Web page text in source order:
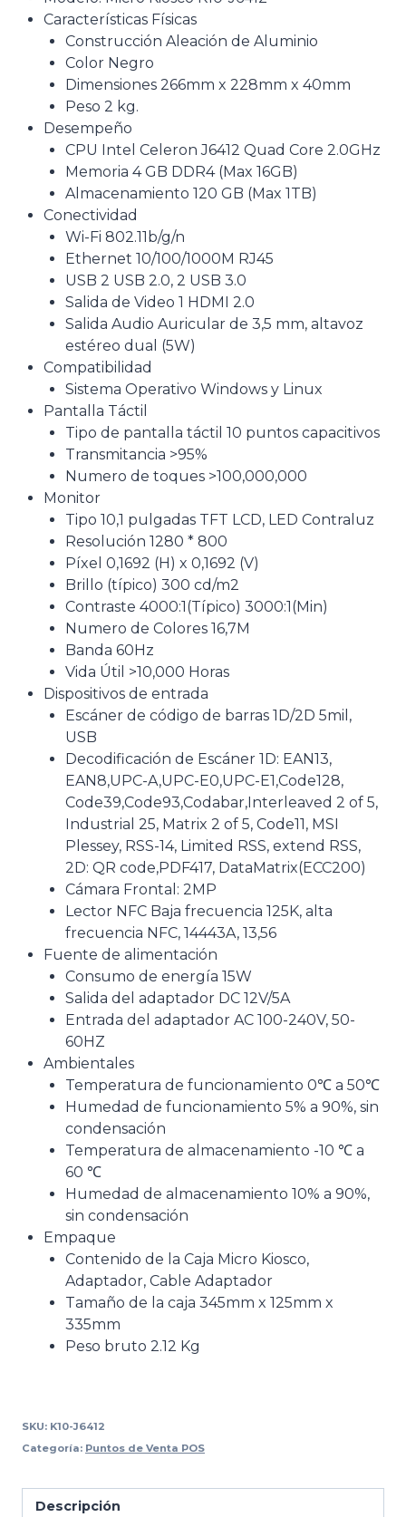
Características Físicas
Construcción Aleación de Aluminio
Color Negro
Dimensiones 266mm x 228mm x 40mm
Peso 2 kg.
Desempeño
CPU Intel Celeron J6412 Quad Core 2.0GHz
Memoria 4 GB DDR4 (Max 16GB)
Almacenamiento 120 GB (Max 1TB)
Conectividad
Wi-Fi 802.11b/g/n
Ethernet 10/100/1000M RJ45
USB 2 USB 2.0, 2 USB 3.0
Salida de Video 1 HDMI 2.0
Salida Audio Auricular de 3,5 mm, altavoz
estéreo dual (5W)
Compatibilidad
Sistema Operativo Windows y Linux
Pantalla Táctil
Tipo de pantalla táctil 10 puntos capacitivos
Transmitancia >95%
Numero de toques >100,000,000
Monitor
Tipo 10,1 pulgadas TFT LCD, LED Contraluz
Resolución 1280 * 800
Píxel 0,1692 (H) x 0,1692 (V)
Brillo (típico) 300 cd/m2
Contraste 4000:1(Típico) 3000:1(Min)
Numero de Colores 16,7M
Banda 60Hz
Vida Útil >10,000 Horas
Dispositivos de entrada
Escáner de código de barras 1D/2D 5mil,
USB
Decodificación de Escáner 1D: EAN13,
EAN8,UPC-A,UPC-E0,UPC-E1,Code128,
Code39,Code93,Codabar,Interleaved 2 of 5,
Industrial 25, Matrix 2 of 5, Code11, MSI
Plessey, RSS-14, Limited RSS, extend RSS,
2D: QR code,PDF417, DataMatrix(ECC200)
Cámara Frontal: 2MP
Lector NFC Baja frecuencia 125K, alta
frecuencia NFC, 14443A, 13,56
Fuente de alimentación
Consumo de energía 15W
Salida del adaptador DC 12V/5A
Entrada del adaptador AC 100-240V, 50-
60HZ
Ambientales
Temperatura de funcionamiento 0℃ a 50℃
Humedad de funcionamiento 5% a 90%, sin
condensación
Temperatura de almacenamiento -10 ℃ a
60 ℃
Humedad de almacenamiento 10% a 90%,
sin condensación
Empaque
Contenido de la Caja Micro Kiosco,
Adaptador, Cable Adaptador
Tamaño de la caja 345mm x 125mm x
335mm
Peso bruto 2.12 Kg
SKU: K10-J6412
Categoría: Puntos de Venta POS
Descripción